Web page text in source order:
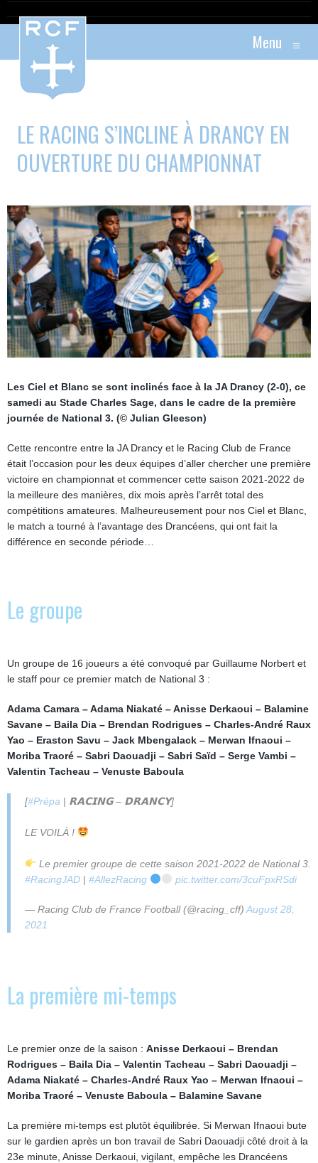
Menu ≡
LE RACING S’INCLINE À DRANCY EN
OUVERTURE DU CHAMPIONNAT
Les Ciel et Blanc se sont inclinés face à la JA Drancy (2-0), ce
samedi au Stade Charles Sage, dans le cadre de la première
journée de National 3. (© Julian Gleeson)
Cette rencontre entre la JA Drancy et le Racing Club de France
était l’occasion pour les deux équipes d’aller chercher une première
victoire en championnat et commencer cette saison 2021-2022 de
la meilleure des manières, dix mois après l’arrêt total des
compétitions amateures. Malheureusement pour nos Ciel et Blanc,
le match a tourné à l’avantage des Drancéens, qui ont fait la
différence en seconde période…
Le groupe
Un groupe de 16 joueurs a été convoqué par Guillaume Norbert et
le staff pour ce premier match de National 3 :
Adama Camara – Adama Niakaté – Anisse Derkaoui – Balamine
Savane – Baila Dia – Brendan Rodrigues – Charles-André Raux
Yao – Eraston Savu – Jack Mbengalack – Merwan Ifnaoui –
Moriba Traoré – Sabri Daouadji – Sabri Saïd – Serge Vambi –
Valentin Tacheau – Venuste Baboula
[#Prépa | 𝗥𝗔𝗖𝗜𝗡𝗚 – 𝗗𝗥𝗔𝗡𝗖𝗬]
LE VOILÀ !
Le premier groupe de cette saison 2021-2022 de National 3.
#RacingJAD | #AllezRacing pic.twitter.com/3cuFpxRSdi
— Racing Club de France Football (@racing_cff) August 28,
2021
La première mi-temps
Le premier onze de la saison : Anisse Derkaoui – Brendan
Rodrigues – Baila Dia – Valentin Tacheau – Sabri Daouadji –
Adama Niakaté – Charles-André Raux Yao – Merwan Ifnaoui –
Moriba Traoré – Venuste Baboula – Balamine Savane
La première mi-temps est plutôt équilibrée. Si Merwan Ifnaoui bute
sur le gardien après un bon travail de Sabri Daouadji côté droit à la
23e minute, Anisse Derkaoui, vigilant, empêche les Drancéens